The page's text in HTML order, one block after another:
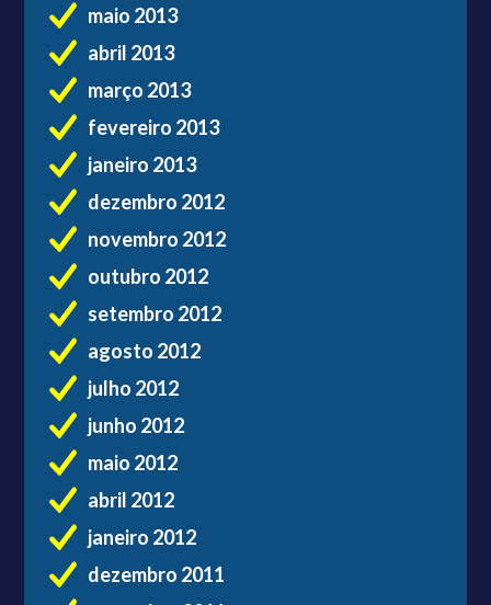
maio 2013
abril 2013
março 2013
fevereiro 2013
janeiro 2013
dezembro 2012
novembro 2012
outubro 2012
setembro 2012
agosto 2012
julho 2012
junho 2012
maio 2012
abril 2012
janeiro 2012
dezembro 2011